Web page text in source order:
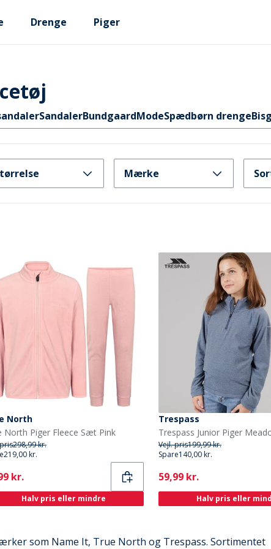
Drenge Piger
SandalerBundgaardModeSpædbørn drenge
Mærke
North
North Piger Fleece Sæt Pink
298,99 kr.
219,00 kr.
kr.
Halv pris eller mindre
Trespass
Vejl. pris199,99 kr.
Spare140,00 kr.
Current
59,99 kr.
Halv pris eller
som Name It, True North og Trespass. Sortimentet